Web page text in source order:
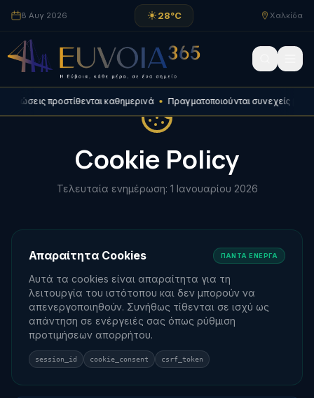
8 Αυγ 2026 28°C Χαλκίδα
προστίθενται καθημερινά • Πραγματοποιούνται συνεχείς
Cookie Policy
Τελευταία ενημέρωση: 1 Ιανουαρίου 2026
Απαραίτητα Cookies ΠΆΝΤΑ ΕΝΕΡΓΆ
Αυτά τα cookies είναι απαραίτητα για τη
λειτουργία του ιστότοπου και δεν μπορούν να
απενεργοποιηθούν. Συνήθως τίθενται σε ισχύ ως
απάντηση σε ενέργειές σας όπως ρύθμιση
προτιμήσεων απορρήτου.
session_id cookie_consent csrf_token